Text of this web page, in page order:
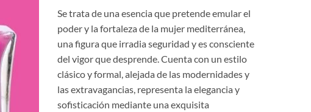
precios:
desde
€10,00
hasta
€17,00
Se trata de una esencia que pretende emular el
poder y la fortaleza de la mujer mediterránea,
una figura que irradia seguridad y es consciente
del vigor que desprende. Cuenta con un estilo
clásico y formal, alejada de las modernidades y
las extravagancias, representa la elegancia y
sofisticación mediante una exquisita